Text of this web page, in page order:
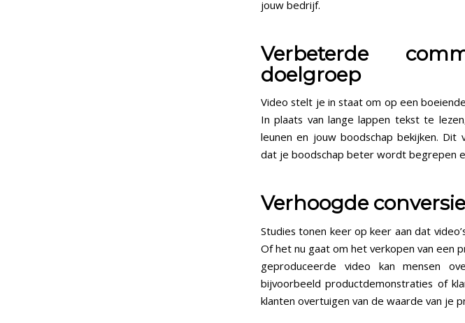
jouw bedrijf.
Verbeterde
doelgroep
Video stelt je in staat om op een
In plaats van lange lappen tekst te
leunen en jouw boodschap bekijken.
dat je boodschap beter wordt begrepen
Verhoogde
Studies tonen keer op keer aan dat
Of het nu gaat om het verkopen van een
geproduceerde video kan mensen
bijvoorbeeld productdemonstraties of
klanten overtuigen van de waarde van je